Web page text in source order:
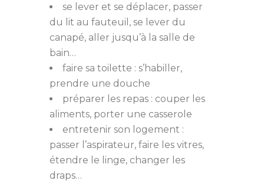
se lever et se déplacer, passer
du lit au fauteuil, se lever du
canapé, aller jusqu’à la salle de
bain…
faire sa toilette : s’habiller,
prendre une douche
préparer les repas : couper les
aliments, porter une casserole
entretenir son logement :
passer l’aspirateur, faire les vitres,
étendre le linge, changer les
draps…